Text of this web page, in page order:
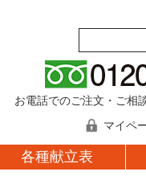
お電話でのご注文・ご相
マイペ
各種献立表